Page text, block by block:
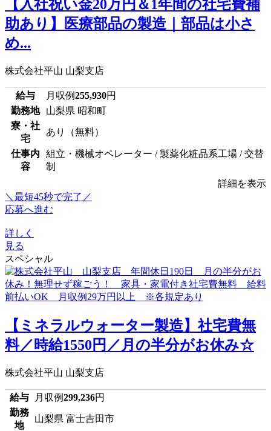
【入社祝い金20万円＆1年間の社宅費補
助あり】医療部品の製造｜部品は小さ
め...
株式会社平山 山梨支店
給与 月収例255,930円
勤務地
山梨県 昭和町
寮・社
宅
あり（無料）
仕事内
容
組立・機械オペレーター / 製薬化粧品系工場 / 交替
制
詳細を表示
＼最短45秒で完了／
応募へ進む
詳しく
見る
スペシャル
【ミネラルウォーター製造】社宅費無
料／時給1550円／月の半分がお休み☆
株式会社平山 山梨支店
給与 月収例299,236円
勤務
地
山梨県 富士吉田市